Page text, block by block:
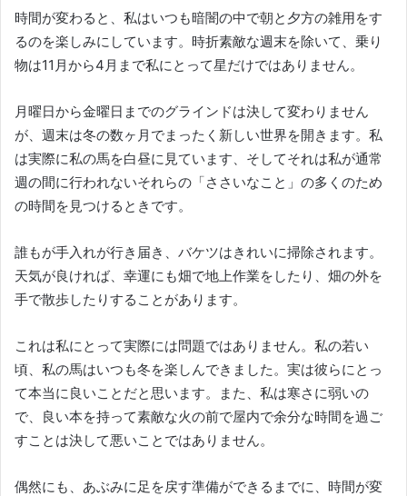
時間が変わると、私はいつも暗闇の中で朝と夕方の雑用をす
るのを楽しみにしています。 時折素敵な週末を除いて、乗り
物は11月から4月まで私にとって星だけではありません。
月曜日から金曜日までのグラインドは決して変わりません
が、週末は冬の数ヶ月でまったく新しい世界を開きます。 私
は実際に私の馬を白昼に見ています、そしてそれは私が通常
週の間に行われないそれらの「ささいなこと」の多くのため
の時間を見つけるときです。
誰もが手入れが行き届き、バケツはきれいに掃除されます。
天気が良ければ、幸運にも畑で地上作業をしたり、畑の外を
手で散歩したりすることがあります。
これは私にとって実際には問題ではありません。 私の若い
頃、私の馬はいつも冬を楽しんできました。 実は彼らにとっ
て本当に良いことだと思います。
また、私は寒さに弱いの
で、良い本を持って素敵な火の前で屋内で余分な時間を過ご
すことは決して悪いことではありません。
偶然にも、あぶみに足を戻す準備ができるまでに、時間が変